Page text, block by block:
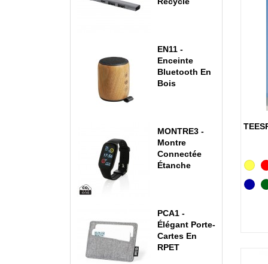
EN11 -
Enceinte
Bluetooth En
Bois
MONTRE3 -
Montre
Connectée
Étanche
PCA1 -
Élégant Porte-
Cartes En
RPET
Bleu